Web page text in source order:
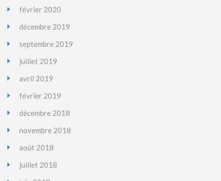
février 2020
décembre 2019
septembre 2019
juillet 2019
avril 2019
février 2019
décembre 2018
novembre 2018
août 2018
juillet 2018